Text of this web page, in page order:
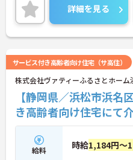
詳細を見る
サービス付き高齢者向け住宅（サ高住）
株式会社ヴァティーふるさとホーム
【静岡県／浜松市浜
き高齢者向け住宅にて
給料 時給1,184円～